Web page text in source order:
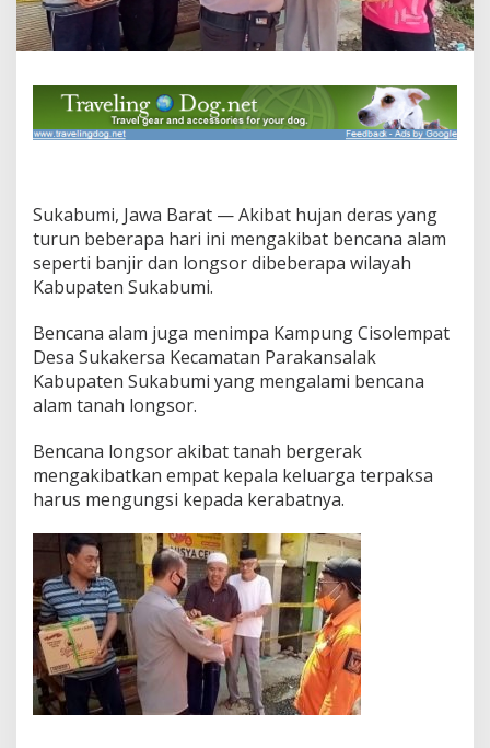
P
o
i
s
i
i
k
a
n
B
n
s
o
s
P
k
t
S
m
b
a
k
K
d
Sukabumi, Jawa Barat — Akibat hujan deras yang
turun beberapa hari ini mengakibat bencana alam
seperti banjir dan longsor dibeberapa wilayah
Kabupaten Sukabumi.
Bencana alam juga menimpa Kampung Cisolempat
Desa Sukakersa Kecamatan Parakansalak
Kabupaten Sukabumi yang mengalami bencana
alam tanah longsor.
Bencana longsor akibat tanah bergerak
mengakibatkan empat kepala keluarga terpaksa
harus mengungsi kepada kerabatnya.